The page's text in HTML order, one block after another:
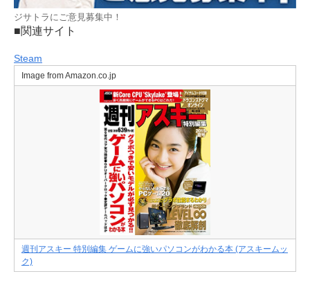
ジサトラにご意見募集中！
■関連サイト
Steam
Image from Amazon.co.jp
週刊アスキー 特別編集 ゲームに強いパソコンがわかる本 (アスキームッ
ク)